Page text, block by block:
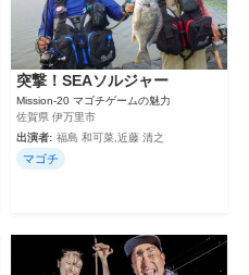
突撃！SEAソルジャー
Mission-20 マゴチゲームの魅力
佐賀県 伊万里市
出演者: 福島 和可菜,近藤 清之
マゴチ